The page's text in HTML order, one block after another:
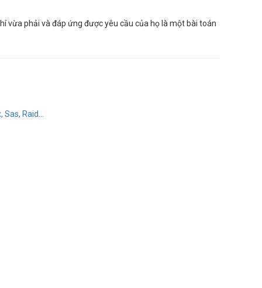
vừa phải và đáp ứng được yêu cầu của họ là một bài toán
Raid…